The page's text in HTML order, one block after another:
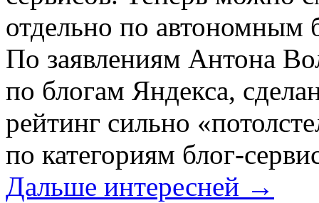
отдельно по автономным
По заявлениям Антона
по блогам Яндекса,
рейтинг сильно
по категориям блог-
Дальше интересней →